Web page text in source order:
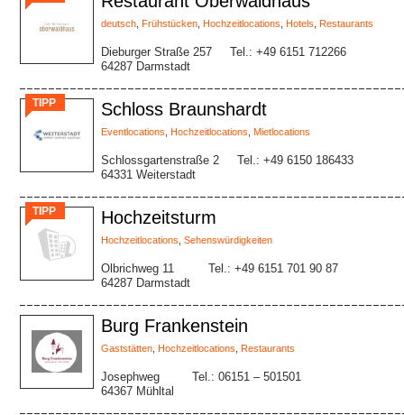
deutsch Frühstücken Hochzeitlocations Hotels Restaurants
Dieburger Straße 257
64287 Darmstadt
Tel.: +49 6151 712266
TIPP Schloss Braunshardt
Eventlocations Hochzeitlocations Mietlocations
Schlossgartenstraße 2
64331 Weiterstadt
Tel.: +49 6150 186433
TIPP Hochzeitsturm
Hochzeitlocations Sehenswürdigkeiten
Olbrichweg 11
64287 Darmstadt
Tel.: +49 6151 701 90 87
Burg Frankenstein
Gaststätten Hochzeitlocations Restaurants
Josephweg
64367 Mühltal
Tel.: 06151 – 501501